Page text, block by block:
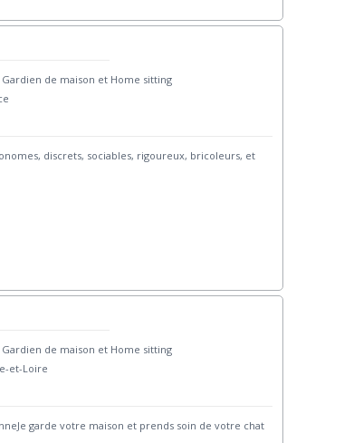
Gardien de maison et Home sitting
discrets, sociables, rigoureux, bricoleurs, et
Gardien de maison et Home sitting
et-Loire
garde votre maison et prends soin de votre chat